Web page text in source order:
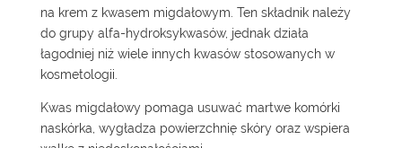
na krem z kwasem migdałowym. Ten składnik należy
do grupy alfa-hydroksykwasów, jednak działa
łagodniej niż wiele innych kwasów stosowanych w
kosmetologii.
Kwas migdałowy pomaga usuwać martwe komórki
naskórka, wygładza powierzchnię skóry oraz wspiera